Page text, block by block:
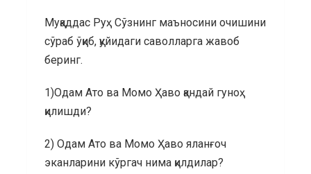
Муқаддас Руҳ Сўзнинг маъносини очишини
сўраб ўқиб, қуйидаги саволларга жавоб
беринг.
1)Одам Ато ва Момо Ҳаво қандай гуноҳ
қилишди?
2) Одам Ато ва Момо Ҳаво яланғоч
эканларини кўргач нима қилдилар?